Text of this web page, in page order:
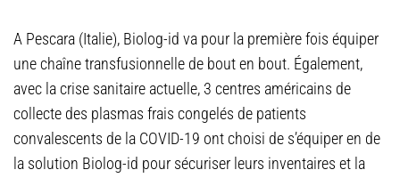
A Pescara (Italie), Biolog-id va pour la première fois équiper
une chaîne transfusionnelle de bout en bout. Également,
avec la crise sanitaire actuelle, 3 centres américains de
collecte des plasmas frais congelés de patients
convalescents de la COVID-19 ont choisi de s’équiper en de
la solution Biolog-id pour sécuriser leurs inventaires et la